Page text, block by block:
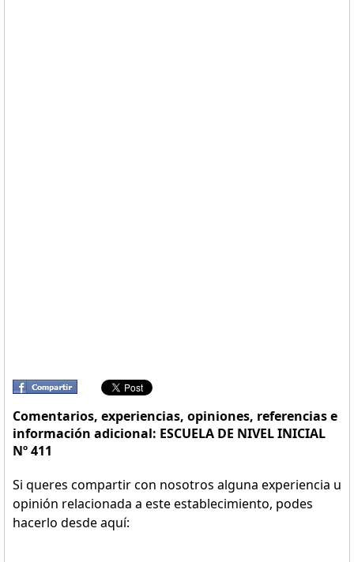
Comentarios, experiencias, opiniones, referencias e
información adicional: ESCUELA DE NIVEL INICIAL
Nº 411
Si queres compartir con nosotros alguna experiencia u
opinión relacionada a este establecimiento, podes
hacerlo desde aquí: